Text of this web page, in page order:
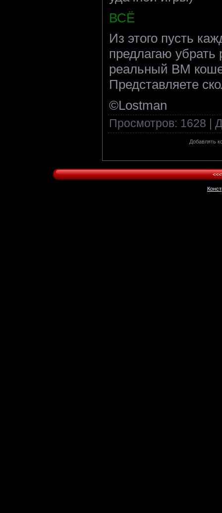
ВСЁ
Из этого пусть
предлагаю убрать
реальный ВМ
Представляете
©Lostman
Просмотров: 1628 |
Добавлять